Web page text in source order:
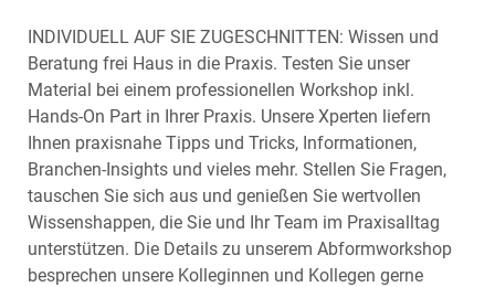
INDIVIDUELL AUF SIE ZUGESCHNITTEN: Wissen und
Beratung frei Haus in die Praxis. Testen Sie unser
Material bei einem professionellen Workshop inkl.
Hands-On Part in Ihrer Praxis. Unsere Xperten liefern
Ihnen praxisnahe Tipps und Tricks, Informationen,
Branchen-Insights und vieles mehr. Stellen Sie Fragen,
tauschen Sie sich aus und genießen Sie wertvollen
Wissenshappen, die Sie und Ihr Team im Praxisalltag
unterstützen. Die Details zu unserem Abformworkshop
besprechen unsere Kolleginnen und Kollegen gerne